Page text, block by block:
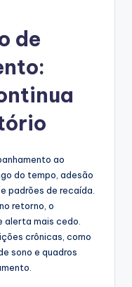
de
ao
do tempo, adesão
padrões de recaída.
retorno, o
alerta mais cedo.
crônicas, como
sono e quadros